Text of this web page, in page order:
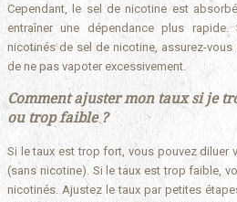
Cependant, le sel de nicotine est
entraîner une dépendance plus
nicotinés de sel de nicotine, assurez-
de ne pas vapoter excessivement.
Comment ajuster mon taux si je
ou trop faible ?
Si le taux est trop fort, vous pouvez diluer
(sans nicotine). Si le taux est trop faible,
nicotinés. Ajustez le taux par petites